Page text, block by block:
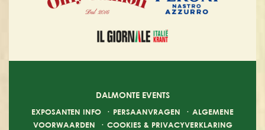
DALMONTE EVENTS
EXPOSANTEN INFO · PERSAANVRAGEN · ALGEMENE
VOORWAARDEN · COOKIES & PRIVACYVERKLARING